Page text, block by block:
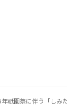
祇園祭に伴う「しみ